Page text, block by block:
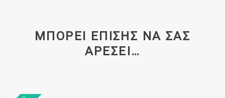
ΜΠΟΡΕΊ ΕΠΊΣΗΣ ΝΑ ΣΑΣ
ΑΡΈΣΕΙ…